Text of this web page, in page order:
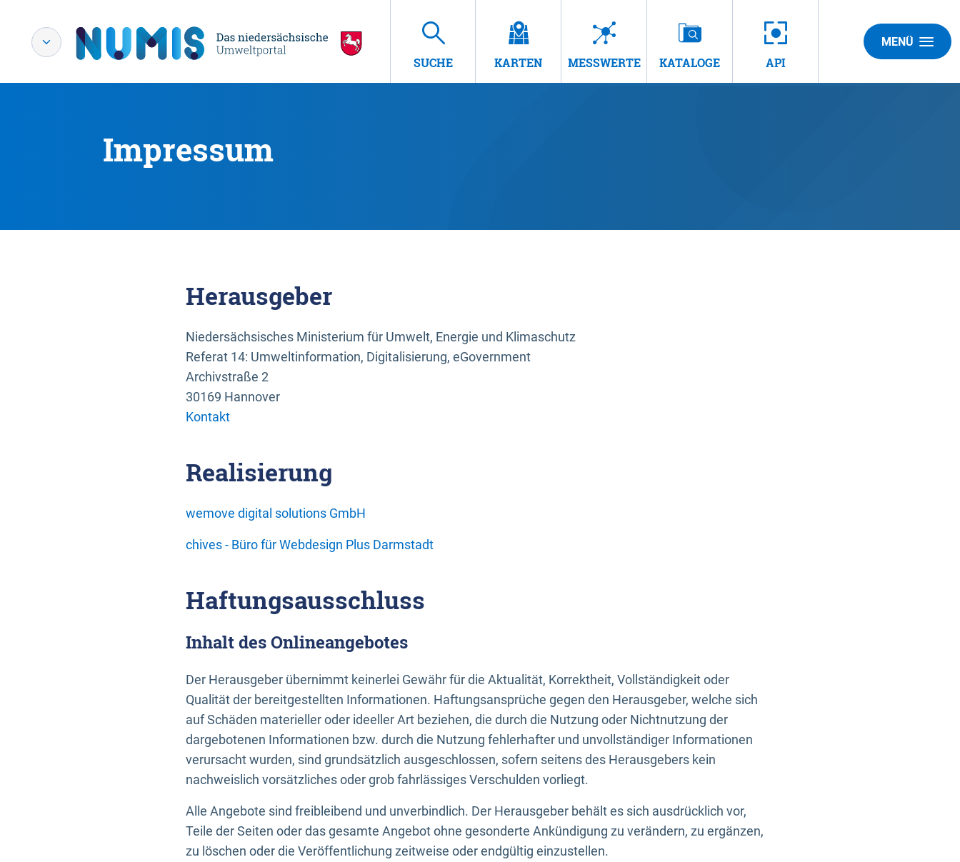
SUCHE KARTEN MESSWERTE KATALOGE API
MENÜ
Impressum
Herausgeber
Niedersächsisches Ministerium für Umwelt, Energie und Klimaschutz
Referat 14: Umweltinformation, Digitalisierung, eGovernment
Archivstraße 2
30169 Hannover
Kontakt
Realisierung
wemove digital solutions GmbH
chives - Büro für Webdesign Plus Darmstadt
Haftungsausschluss
Inhalt des Onlineangebotes
Der Herausgeber übernimmt keinerlei Gewähr für die Aktualität, Korrektheit, Vollständigkeit oder
Qualität der bereitgestellten Informationen. Haftungsansprüche gegen den Herausgeber, welche sich
auf Schäden materieller oder ideeller Art beziehen, die durch die Nutzung oder Nichtnutzung der
dargebotenen Informationen bzw. durch die Nutzung fehlerhafter und unvollständiger Informationen
verursacht wurden, sind grundsätzlich ausgeschlossen, sofern seitens des Herausgebers kein
nachweislich vorsätzliches oder grob fahrlässiges Verschulden vorliegt.
Alle Angebote sind freibleibend und unverbindlich. Der Herausgeber behält es sich ausdrücklich vor,
Teile der Seiten oder das gesamte Angebot ohne gesonderte Ankündigung zu verändern, zu ergänzen,
zu löschen oder die Veröffentlichung zeitweise oder endgültig einzustellen.